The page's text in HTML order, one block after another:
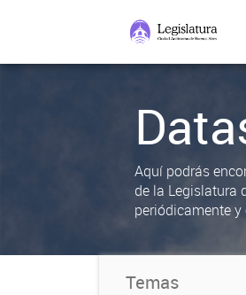
Aquí podrás
de la Legislatura
periódicamente
Temas